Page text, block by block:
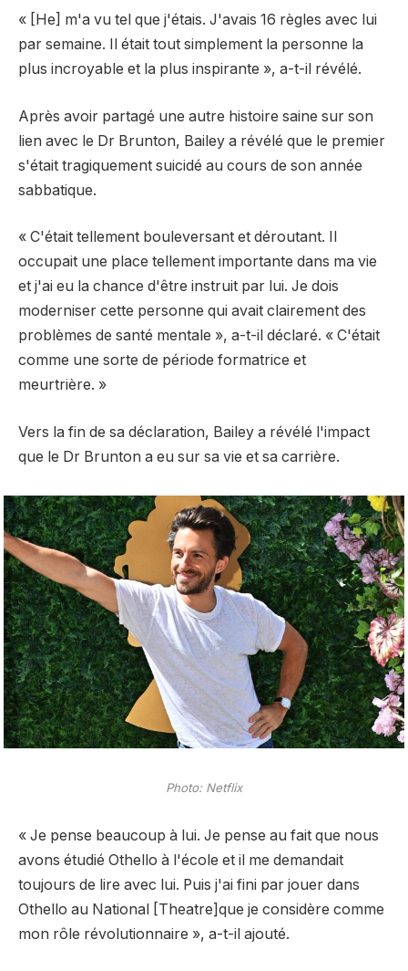
« [He] m'a vu tel que j'étais. J'avais 16 règles avec lui
par semaine. Il était tout simplement la personne la
plus incroyable et la plus inspirante », a-t-il révélé.
Après avoir partagé une autre histoire saine sur son
lien avec le Dr Brunton, Bailey a révélé que le premier
s'était tragiquement suicidé au cours de son année
sabbatique.
« C'était tellement bouleversant et déroutant. Il
occupait une place tellement importante dans ma vie
et j'ai eu la chance d'être instruit par lui. Je dois
moderniser cette personne qui avait clairement des
problèmes de santé mentale », a-t-il déclaré. « C'était
comme une sorte de période formatrice et
meurtrière. »
Vers la fin de sa déclaration, Bailey a révélé l'impact
que le Dr Brunton a eu sur sa vie et sa carrière.
Photo: Netflix
« Je pense beaucoup à lui. Je pense au fait que nous
avons étudié Othello à l'école et il me demandait
toujours de lire avec lui. Puis j'ai fini par jouer dans
Othello au National [Theatre]que je considère comme
mon rôle révolutionnaire », a-t-il ajouté.